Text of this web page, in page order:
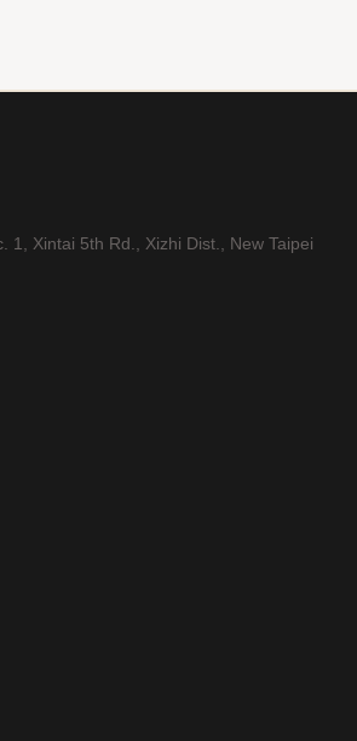
1, Xintai 5th Rd., Xizhi Dist., New Taipei